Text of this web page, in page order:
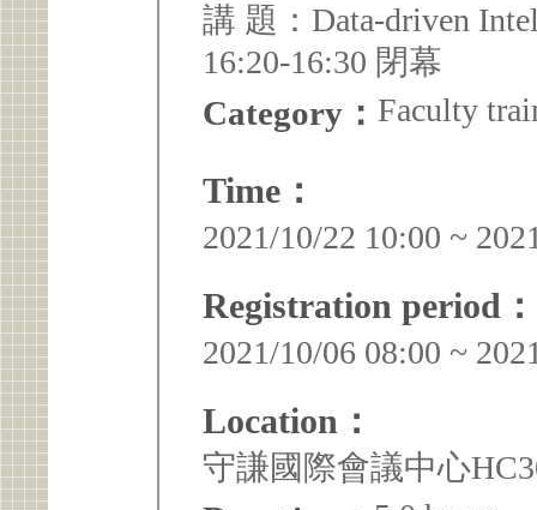
講 題：Data-driven
16:20-16:30 閉幕
Category： Faculty
Time：
2021/10/22 10:00 ~
Registration period：
2021/10/06 08:00 ~
Location：
守謙國際會議中心